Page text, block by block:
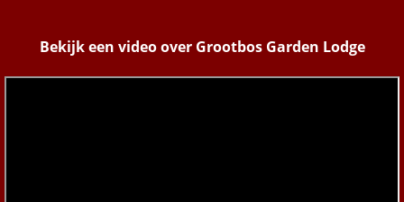
Bekijk een video over Grootbos Garden Lodge